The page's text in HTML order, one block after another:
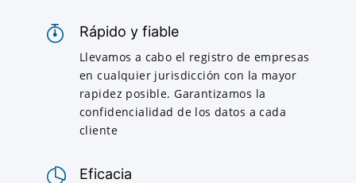
Rápido y fiable
Llevamos a cabo el registro de empresas
en cualquier jurisdicción con la mayor
rapidez posible. Garantizamos la
confidencialidad de los datos a cada
cliente
Eficacia